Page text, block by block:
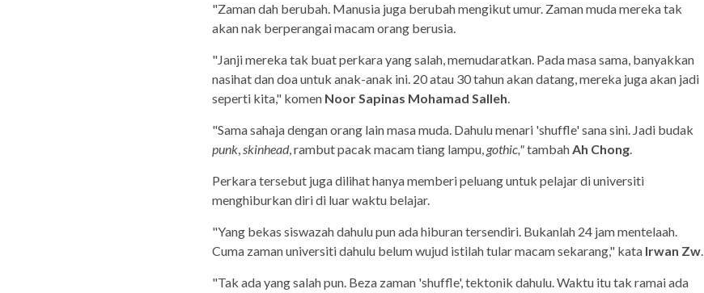
"Zaman dah berubah. Manusia juga berubah mengikut umur. Zaman muda mereka tak
akan nak berperangai macam orang berusia.
"Janji mereka tak buat perkara yang salah, memudaratkan. Pada masa sama, banyakkan
nasihat dan doa untuk anak-anak ini. 20 atau 30 tahun akan datang, mereka juga akan jadi
seperti kita," komen Noor Sapinas Mohamad Salleh.
"Sama sahaja dengan orang lain masa muda. Dahulu menari 'shuffle' sana sini. Jadi budak
punk,skinhead, rambut pacak macam tiang lampu, gothic,"tambahAh Chong.
Perkara tersebut juga dilihat hanya memberi peluang untuk pelajar di universiti
menghiburkan diri di luar waktu belajar.
"Yang bekas siswazah dahulu pun ada hiburan tersendiri. Bukanlah 24 jam mentelaah.
Cuma zaman universiti dahulu belum wujud istilah tular macam sekarang," kata Irwan Zw.
"Tak ada yang salah pun. Beza zaman 'shuffle', tektonik dahulu. Waktu itu tak ramai ada